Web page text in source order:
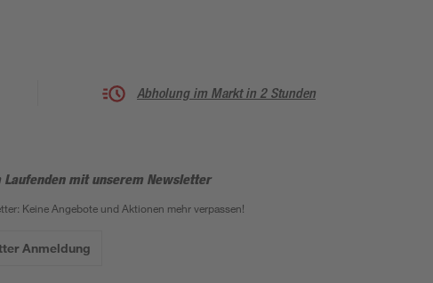
Abholung im Markt in 2 Stunden
Laufenden mit unserem Newsletter
Keine Angebote und Aktionen mehr verpassen!
Anmeldung